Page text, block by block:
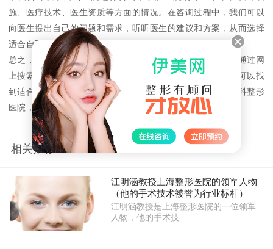
施、医疗技术、医生资质等方面的情况。在咨询过程中，我们可以
向医生提出自己的问题和需求，听听医生的建议和方案，从而选择
适合自己的医院。
总之，选择口碑的五官科整形医院需要我们进行综合考虑。通过网
上搜索、咨询朋友、亲自到医院了解情况等多种途径，我们可以找
到适合自己的医院。希望本文可以帮助大家了解上海的五官科整形
医院，选择口碑的医院，让自己的整形手术更加成功。
相关推荐
江明涵教授上海整形医院的领军人物
（他的手术技术被誉为行业标杆）
江明涵教授是上海整形医院的一位领军
人物，他的手术技